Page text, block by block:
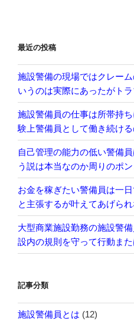
最近の投稿
施設警備の現場ではクレー
いうのは実際にあったがト
施設警備員の仕事は所帯持
験上警備員として働き続け
自己管理の能力の低い警備
う説は本当なのか周りのポ
お金を稼ぎたい警備員は一
と主張するが叶えてあげら
大型商業施設勤務の施設警
設内の規則を守って行動ま
記事分類
施設警備員とは (12)